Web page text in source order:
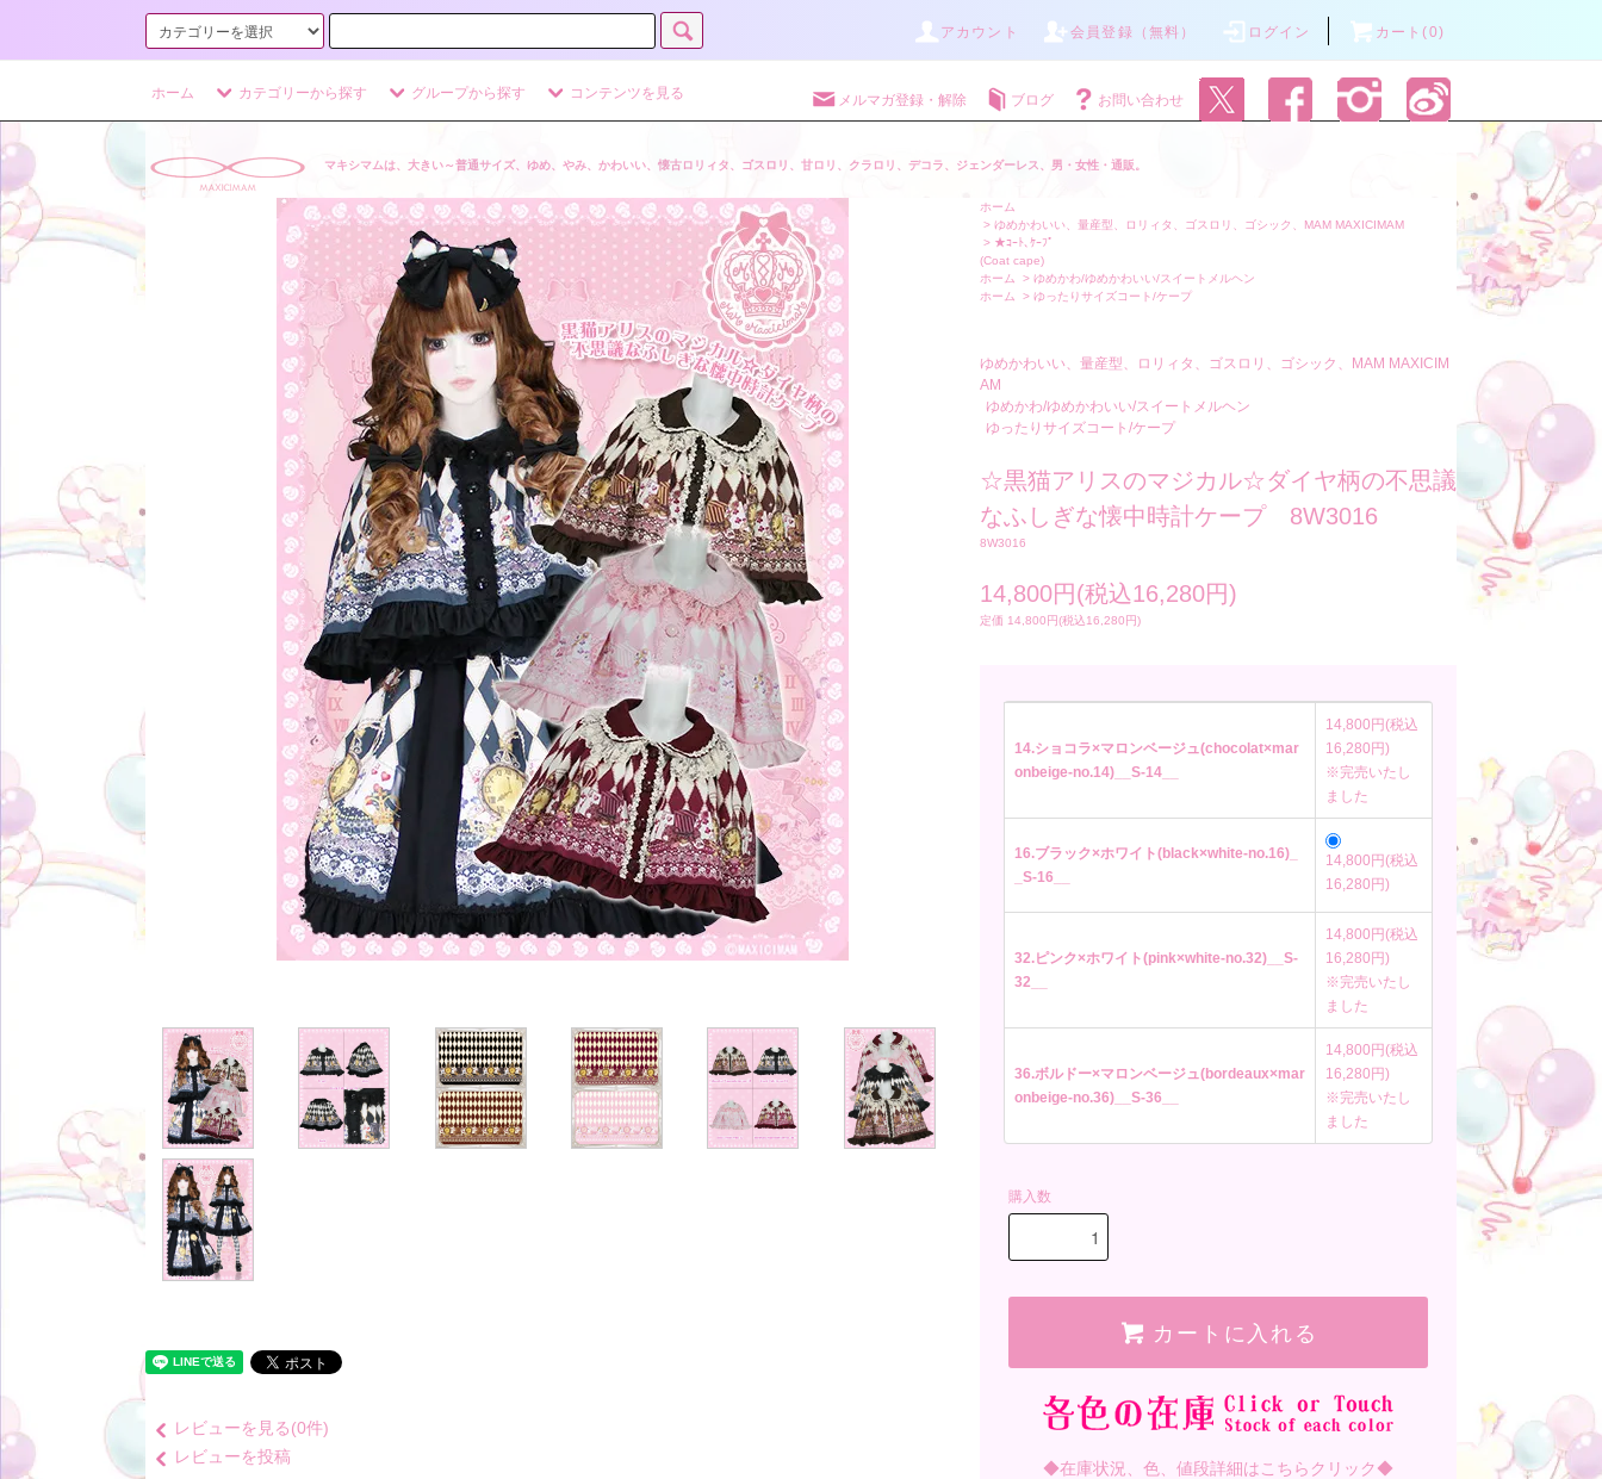
アカウント 会員登録（無料） ログイン カート(0)
ホーム カテゴリーから探す グループから探す コンテンツを見る メルマガ登録・解除 ブログ お問い合わせ
マキシマムは、大きい～普通サイズ、ゆめ、やみ、かわいい、懐古ロリィタ、ゴスロリ、甘ロリ、クラロリ、デコラ、ジェンダーレス、男・女性・通販。
ホーム
> ゆめかわいい、量産型、ロリィタ、ゴスロリ、ゴシック、MAM MAXICIMAM
> ★ｺｰﾄ､ｹｰﾌﾟ
(Coat cape)
ホーム
> ゆめかわ/ゆめかわいい/スイートメルヘン
ホーム
> ゆったりサイズコート/ケープ
ゆめかわいい、量産型、ロリィタ、ゴスロリ、ゴシック、MAM MAXICIM
AM
ゆめかわ/ゆめかわいい/スイートメルヘン
ゆったりサイズコート/ケープ
☆黒猫アリスのマジカル☆ダイヤ柄の不思議
なふしぎな懐中時計ケープ 8W3016
8W3016
14,800円(税込16,280円)
定価 14,800円(税込16,280円)
14.ショコラ×マロンベージュ(chocolat×mar
onbeige-no.14)__S-14__
14,800円(税込
16,280円)
※完売いたし
ました
16.ブラック×ホワイト(black×white-no.16)_
_S-16__
14,800円(税込
16,280円)
32.ピンク×ホワイト(pink×white-no.32)__S-
32__
14,800円(税込
16,280円)
※完売いたし
ました
36.ボルドー×マロンベージュ(bordeaux×mar
onbeige-no.36)__S-36__
14,800円(税込
16,280円)
※完売いたし
ました
購入数
カートに入れる
◆在庫状況、色、値段詳細はこちらクリック◆
レビューを見る(0件)
レビューを投稿